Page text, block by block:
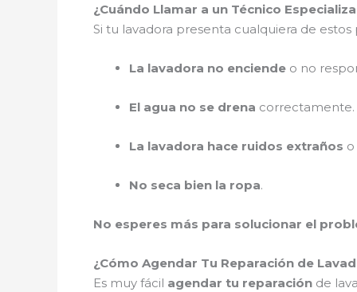
¿Cuándo Llamar a un Técnico
Si tu lavadora presenta cualquiera de
La lavadora no enciende o no
El agua no se drena correctamente.
La lavadora hace ruidos extraños
No seca bien la ropa.
No esperes más para solucionar el
¿Cómo Agendar Tu Reparación de
Es muy fácil agendar tu reparación de